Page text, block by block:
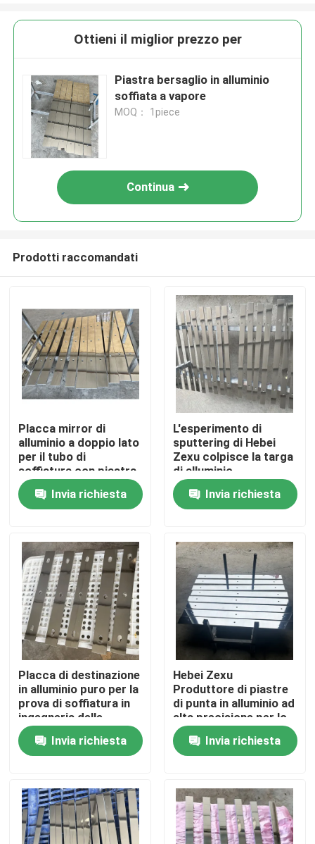
Casa
Prodotti
Manifestazione di VR
Circa noi
Giro della fabbrica
Controllo di qualità
Contattici
Notizie
Richieda una citazione
Ottieni il miglior prezzo per
Piastra bersaglio in alluminio
soffiata a vapore
MOQ： 1piece
Continua
Prodotti raccomandati
Placca mirror di
alluminio a doppio lato
per il tubo di
soffiatura con piastra
mirante di alluminio
puro Invia richiesta
L'esperimento di
sputtering di Hebei
Zexu colpisce la targa
di alluminio
Invia richiesta
Placca di destinazione
in alluminio puro per la
prova di soffiatura in
ingegneria delle
tubazioni
Invia richiesta
Hebei Zexu
Produttore di piastre
di punta in alluminio ad
alta precisione per lo
sputtering
Invia richiesta